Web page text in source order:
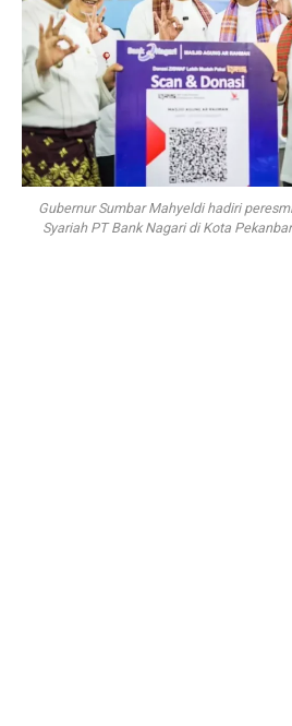
Gubernur Sumbar Mahyeldi hadiri
Syariah PT Bank Nagari di Kota